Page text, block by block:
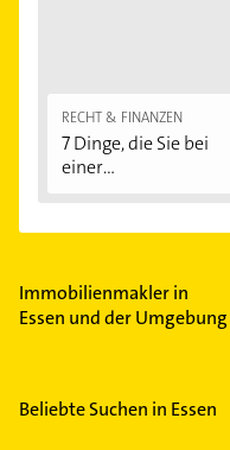
RECHT & FINANZEN
7 Dinge, die Sie bei
einer
Immobilienmakler in
Essen und der Umgebung
Beliebte Suchen in Essen